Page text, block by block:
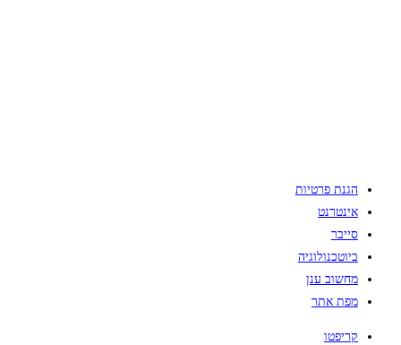
הגנת פרטיות
אינטרנט
סייבר
ביוטכנולוגיה
מחשוב ענן
מפת אתר
קריפטו